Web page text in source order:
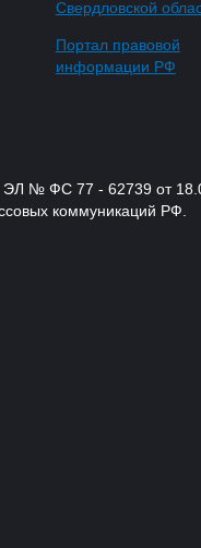
Свердловской
Портал правовой
информации РФ
ЭЛ № ФС 77 - 62739 от
коммуникаций РФ.